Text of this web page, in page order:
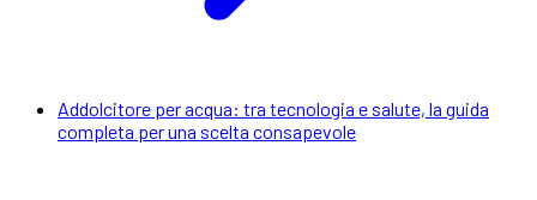
Addolcitore per acqua: tra tecnologia e salute, la guida
completa per una scelta consapevole